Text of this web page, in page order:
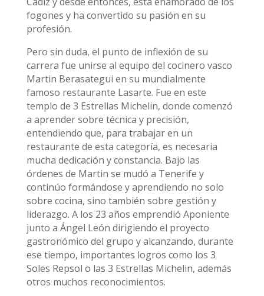
fogones y ha convertido su pasión en su
profesión.
Pero sin duda, el punto de inflexión de su
carrera fue unirse al equipo del cocinero vasco
Martin Berasategui en su mundialmente
famoso restaurante Lasarte. Fue en este
templo de 3 Estrellas Michelin, donde comenzó
a aprender sobre técnica y precisión,
entendiendo que, para trabajar en un
restaurante de esta categoría, es necesaria
mucha dedicación y constancia. Bajo las
órdenes de Martin se mudó a Tenerife y
continúo formándose y aprendiendo no solo
sobre cocina, sino también sobre gestión y
liderazgo. A los 23 años emprendió Aponiente
junto a Ángel León dirigiendo el proyecto
gastronómico del grupo y alcanzando, durante
ese tiempo, importantes logros como los 3
Soles Repsol o las 3 Estrellas Michelin, además
otros muchos reconocimientos.